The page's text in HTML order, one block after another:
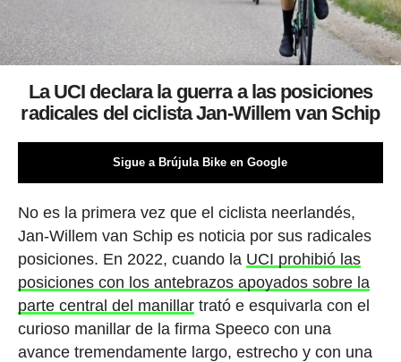
La UCI declara la guerra a las posiciones
radicales del ciclista Jan-Willem van Schip
Sigue a Brújula Bike en Google
No es la primera vez que el ciclista neerlandés,
Jan-Willem van Schip es noticia por sus radicales
posiciones. En 2022, cuando la UCI prohibió las
posiciones con los antebrazos apoyados sobre la
parte central del manillartrató e esquivarla con el
curioso manillar de la firma Speeco con una
avance tremendamente largo, estrecho y con una